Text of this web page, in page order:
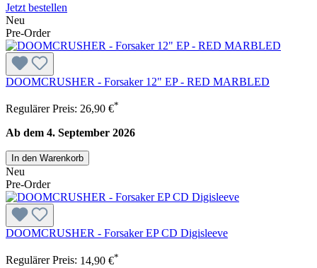
Jetzt bestellen
Neu
Pre-Order
DOOMCRUSHER - Forsaker 12" EP - RED MARBLED
Regulärer Preis: 26,90 €*
Ab dem 4. September 2026
In den Warenkorb
Neu
Pre-Order
DOOMCRUSHER - Forsaker EP CD Digisleeve
Regulärer Preis: 14,90 €*